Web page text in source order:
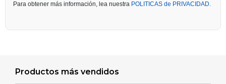
Para obtener más información, lea nuestra POLITICAS de PRIVACIDAD.
Productos más vendidos